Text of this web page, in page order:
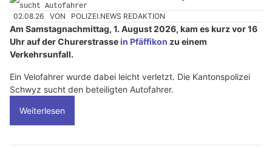
02.08.26 VON POLIZEI.NEWS REDAKTION
Am Samstagnachmittag, 1. August 2026, kam es kurz vor 16
Uhr auf der Churerstrassein Pfäffikon zu einem
Verkehrsunfall.
Ein Velofahrer wurde dabei leicht verletzt. Die Kantonspolizei
Schwyz sucht den beteiligten Autofahrer.
Weiterlesen